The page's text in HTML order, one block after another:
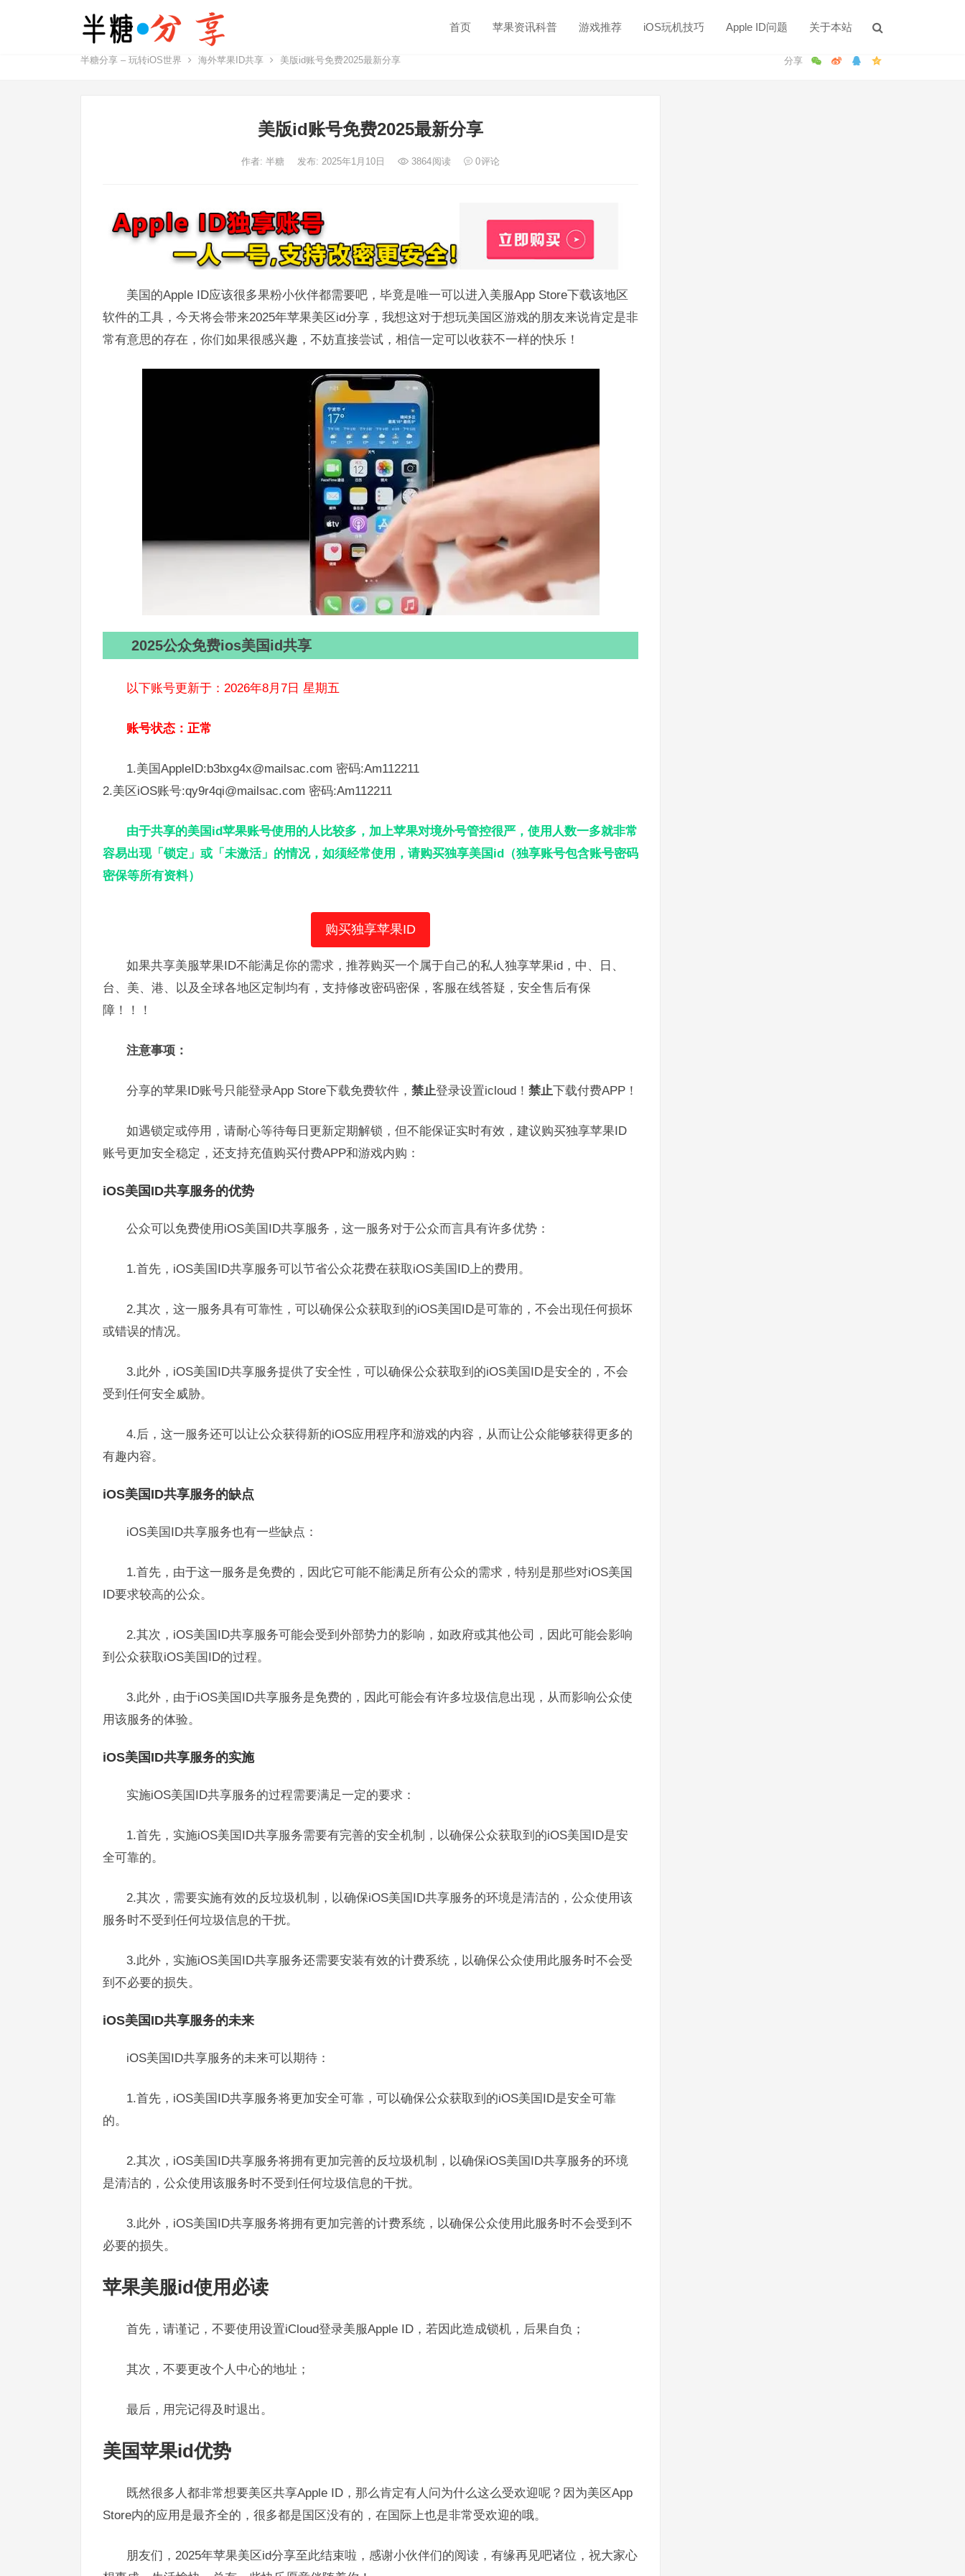
首页 苹果资讯科普 游戏推荐 iOS玩机技巧 Apple ID问题 关于本站
半糖分享 – 玩转iOS世界 海外苹果ID共享 美版id账号免费2025最新分享
美版id账号免费2025最新分享
作者: 半糖 发布: 2025年1月10日 3864阅读 0评论
​​美国的Apple ID应该很多果粉小伙伴都需要吧，毕竟是唯一可以进入美服App Store下载该地区
软件的工具，今天将会带来2025年苹果美区id分享，我想这对于想玩美国区游戏的朋友来说肯定是非
常有意思的存在，你们如果很感兴趣，不妨直接尝试，相信一定可以收获不一样的快乐！
2025公众免费ios美国id共享
以下账号更新于：2026年8月7日 星期五
账号状态：正常
1.美国AppleID:b3bxg4x@mailsac.com 密码:Am112211
2.美区iOS账号:qy9r4qi@mailsac.com 密码:Am112211
由于共享的美国id苹果账号使用的人比较多，加上苹果对境外号管控很严，使用人数一多就非常
容易出现「锁定」或「未激活」的情况，如须经常使用，请购买独享美国id（独享账号包含账号密码
密保等所有资料）
购买独享苹果ID
如果共享美服苹果ID不能满足你的需求，推荐购买一个属于自己的私人独享苹果id，中、日、
台、美、港、以及全球各地区定制均有，支持修改密码密保，客服在线答疑，安全售后有保
障！！！
注意事项：
分享的苹果ID账号只能登录App Store下载免费软件， 禁止登录设置icloud！ 禁止下载付费APP！
如遇锁定或停用，请耐心等待每日更新定期解锁，但不能保证实时有效，建议购买独享苹果ID
账号更加安全稳定，还支持充值购买付费APP和游戏内购：
iOS美国ID共享服务的优势
公众可以免费使用iOS美国ID共享服务，这一服务对于公众而言具有许多优势：
1.首先，iOS美国ID共享服务可以节省公众花费在获取iOS美国ID上的费用。
2.其次，这一服务具有可靠性，可以确保公众获取到的iOS美国ID是可靠的，不会出现任何损坏
或错误的情况。
3.此外，iOS美国ID共享服务提供了安全性，可以确保公众获取到的iOS美国ID是安全的，不会
受到任何安全威胁。
4.后，这一服务还可以让公众获得新的iOS应用程序和游戏的内容，从而让公众能够获得更多的
有趣内容。
iOS美国ID共享服务的缺点
iOS美国ID共享服务也有一些缺点：
1.首先，由于这一服务是免费的，因此它可能不能满足所有公众的需求，特别是那些对iOS美国
ID要求较高的公众。
2.其次，iOS美国ID共享服务可能会受到外部势力的影响，如政府或其他公司，因此可能会影响
到公众获取iOS美国ID的过程。
3.此外，由于iOS美国ID共享服务是免费的，因此可能会有许多垃圾信息出现，从而影响公众使
用该服务的体验。
iOS美国ID共享服务的实施
实施iOS美国ID共享服务的过程需要满足一定的要求：
1.首先，实施iOS美国ID共享服务需要有完善的安全机制，以确保公众获取到的iOS美国ID是安
全可靠的。
2.其次，需要实施有效的反垃圾机制，以确保iOS美国ID共享服务的环境是清洁的，公众使用该
服务时不受到任何垃圾信息的干扰。
3.此外，实施iOS美国ID共享服务还需要安装有效的计费系统，以确保公众使用此服务时不会受
到不必要的损失。
iOS美国ID共享服务的未来
iOS美国ID共享服务的未来可以期待：
1.首先，iOS美国ID共享服务将更加安全可靠，可以确保公众获取到的iOS美国ID是安全可靠
的。
2.其次，iOS美国ID共享服务将拥有更加完善的反垃圾机制，以确保iOS美国ID共享服务的环境
是清洁的，公众使用该服务时不受到任何垃圾信息的干扰。
3.此外，iOS美国ID共享服务将拥有更加完善的计费系统，以确保公众使用此服务时不会受到不
必要的损失。
苹果美服id使用必读
首先，请谨记，不要使用设置iCloud登录美服Apple ID，若因此造成锁机，后果自负；
其次，不要更改个人中心的地址；
最后，用完记得及时退出。
美国苹果id优势
既然很多人都非常想要美区共享Apple ID，那么肯定有人问为什么这么受欢迎呢？因为美区App
Store内的应用是最齐全的，很多都是国区没有的，在国际上也是非常受欢迎的哦。
朋友们，2025年苹果美区id分享至此结束啦，感谢小伙伴们的阅读，有缘再见吧诸位，祝大家心